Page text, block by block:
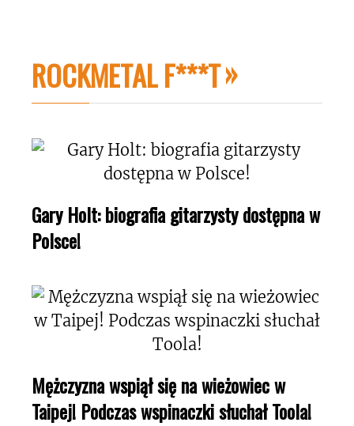
ROCKMETAL F***T
Gary Holt: biografia gitarzysty dostępna w
Polsce!
Mężczyzna wspiął się na wieżowiec w
Taipej! Podczas wspinaczki słuchał Toola!